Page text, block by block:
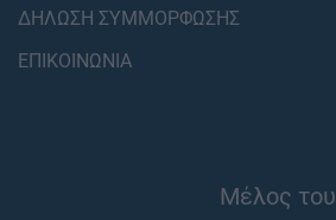
ΔΗΛΩΣΗ ΣΥΜΜΟΡΦΩΣΗΣ
ΕΠΙΚΟΙΝΩΝΙΑ
Μέλος του